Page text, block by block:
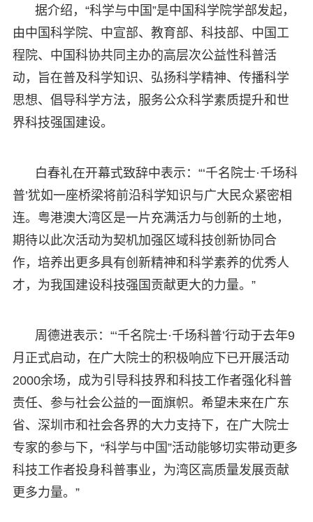
据介绍，“科学与中国”是中国科学院学部发起，
由中国科学院、中宣部、教育部、科技部、中国工
程院、中国科协共同主办的高层次公益性科普活
动，旨在普及科学知识、弘扬科学精神、传播科学
思想、倡导科学方法，服务公众科学素质提升和世
界科技强国建设。
白春礼在开幕式致辞中表示：“‘千名院士·千场科
普’犹如一座桥梁将前沿科学知识与广大民众紧密相
连。粤港澳大湾区是一片充满活力与创新的土地，
期待以此次活动为契机加强区域科技创新协同合
作，培养出更多具有创新精神和科学素养的优秀人
才，为我国建设科技强国贡献更大的力量。”
周德进表示：“‘千名院士·千场科普’行动于去年9
月正式启动，在广大院士的积极响应下已开展活动
2000余场，成为引导科技界和科技工作者强化科普
责任、参与社会公益的一面旗帜。希望未来在广东
省、深圳市和社会各界的大力支持下，在广大院士
专家的参与下，“科学与中国”活动能够切实带动更多
科技工作者投身科普事业，为湾区高质量发展贡献
更多力量。”